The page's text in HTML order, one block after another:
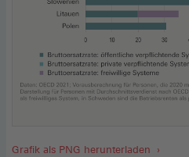
Grafik als PNG herunterladen